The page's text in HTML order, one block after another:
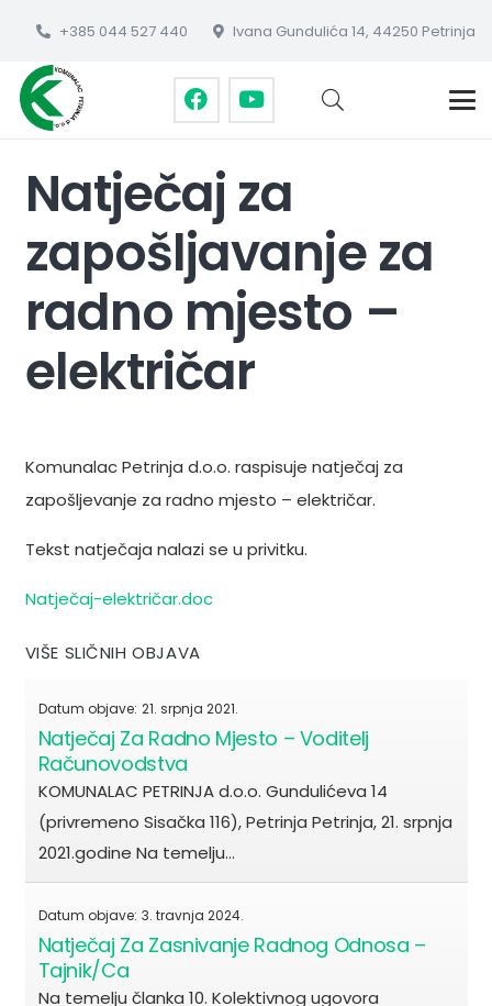
+385 044 527 440 Ivana Gundulića 14, 44250 Petrinja
Natječaj za
zapošljavanje za
radno mjesto –
električar
Komunalac Petrinja d.o.o. raspisuje natječaj za
zapošljevanje za radno mjesto – električar.
Tekst natječaja nalazi se u privitku.
Natječaj-električar.doc
VIŠE SLIČNIH OBJAVA
Datum objave: 21. srpnja 2021.
Natječaj Za Radno Mjesto – Voditelj
Računovodstva
KOMUNALAC PETRINJA d.o.o. Gundulićeva 14
(privremeno Sisačka 116), Petrinja Petrinja, 21. srpnja
2021.godine Na temelju…
Datum objave: 3. travnja 2024.
Natječaj Za Zasnivanje Radnog Odnosa –
Tajnik/ca
Na temelju članka 10. Kolektivnog ugovora